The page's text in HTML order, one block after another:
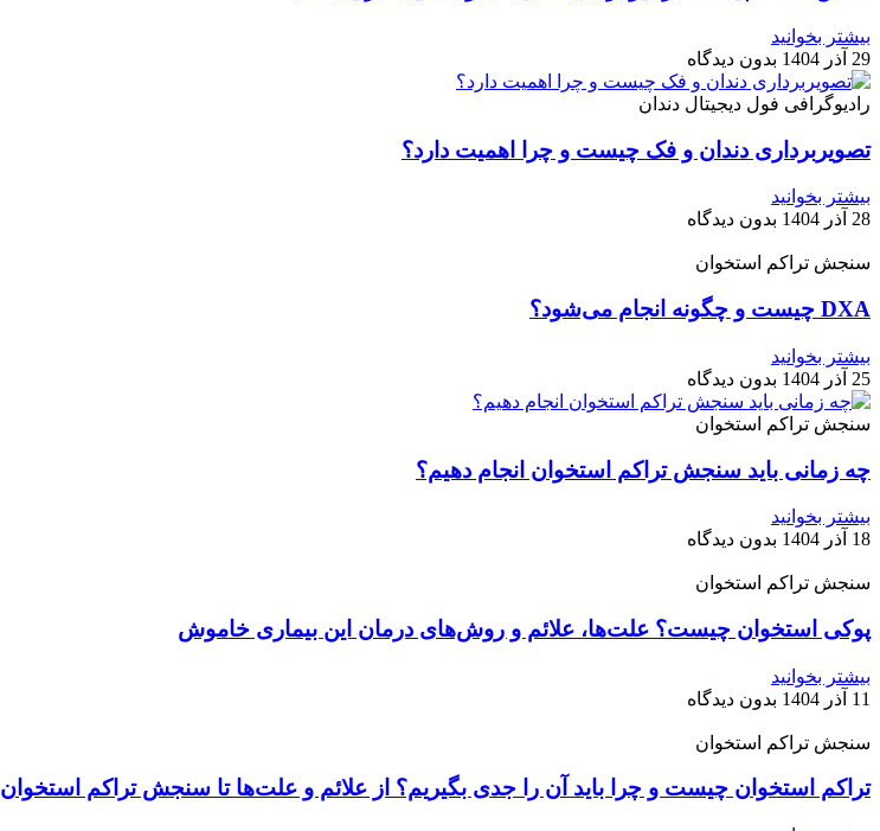
بیشتر بخوانید
29 آذر 1404
بدون دیدگاه
رادیوگرافی فول دیجیتال دندان
تصویربرداری دندان و فک چیست و چرا اهمیت دارد؟
بیشتر بخوانید
28 آذر 1404
بدون دیدگاه
سنجش تراکم استخوان
DXA چیست و چگونه انجام می‌شود؟
بیشتر بخوانید
25 آذر 1404
بدون دیدگاه
سنجش تراکم استخوان
چه زمانی باید سنجش تراکم استخوان انجام دهیم؟
بیشتر بخوانید
18 آذر 1404
بدون دیدگاه
سنجش تراکم استخوان
پوکی استخوان چیست؟ علت‌ها، علائم و روش‌های درمان این بیماری خاموش
بیشتر بخوانید
11 آذر 1404
بدون دیدگاه
سنجش تراکم استخوان
تراکم استخوان چیست و چرا باید آن را جدی بگیریم؟ از علائم و علت‌ها تا سنجش تراکم استخوان